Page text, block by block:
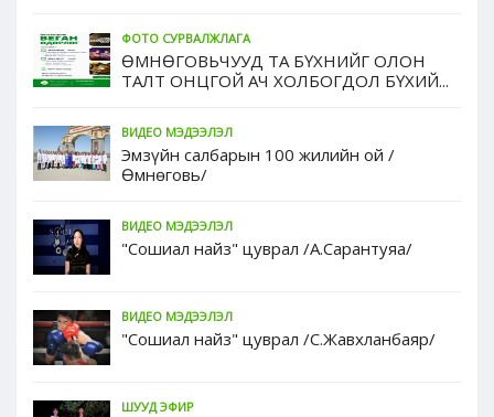
ФОТО СУРВАЛЖЛАГА
ӨМНӨГОВЬЧУУД ТА БҮХНИЙГ ОЛОН
ТАЛТ ОНЦГОЙ АЧ ХОЛБОГДОЛ БҮХИЙ...
ВИДЕО МЭДЭЭЛЭЛ
Эмзүйн салбарын 100 жилийн ой /
Өмнөговь/
ВИДЕО МЭДЭЭЛЭЛ
"Сошиал найз" цуврал /А.Сарантуяа/
ВИДЕО МЭДЭЭЛЭЛ
"Сошиал найз" цуврал /С.Жавхланбаяр/
ШУУД ЭФИР